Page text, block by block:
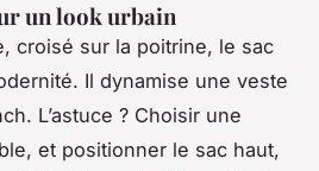
un look urbain
croisé sur la poitrine, le sac
Il dynamise une veste
L’astuce ? Choisir une
et positionner le sac haut,